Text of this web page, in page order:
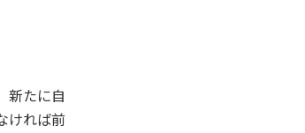
新たに自
ければ前